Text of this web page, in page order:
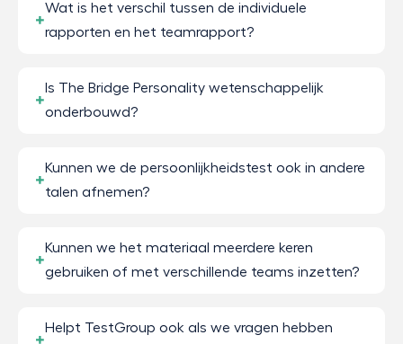
Wat is het verschil tussen de individuele
rapporten en het teamrapport?
Is The Bridge Personality wetenschappelijk
onderbouwd?
Kunnen we de persoonlijkheidstest ook in andere
talen afnemen?
Kunnen we het materiaal meerdere keren
gebruiken of met verschillende teams inzetten?
Helpt TestGroup ook als we vragen hebben